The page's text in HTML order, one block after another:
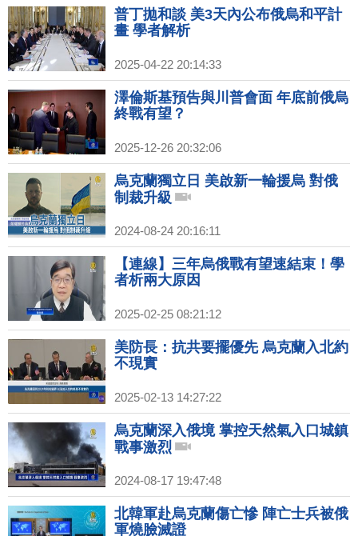
普丁拋和談 美3天內公布俄烏和平計
畫 學者解析
2025-04-22 20:14:33
澤倫斯基預告與川普會面 年底前俄烏
終戰有望？
2025-12-26 20:32:06
烏克蘭獨立日 美啟新一輪援烏 對俄
制裁升級
2024-08-24 20:16:11
【連線】三年烏俄戰有望速結束！學
者析兩大原因
2025-02-25 08:21:12
美防長：抗共要擺優先 烏克蘭入北約
不現實
2025-02-13 14:27:22
烏克蘭深入俄境 掌控天然氣入口城鎮
戰事激烈
2024-08-17 19:47:48
北韓軍赴烏克蘭傷亡慘 陣亡士兵被俄
軍燒臉滅證